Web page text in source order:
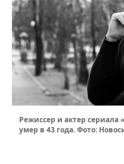
Режиссер и актер
умер в 43 года. Фото: